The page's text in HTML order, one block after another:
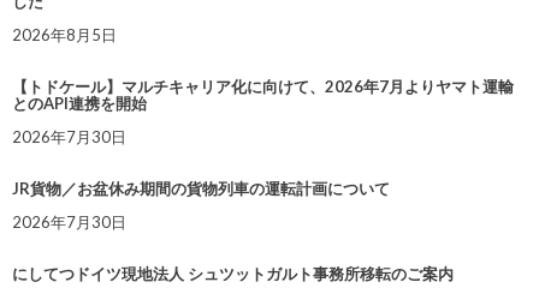
2026年8月5日
【トドケール】マルチキャリア化に向けて、2026年7月よりヤマト運輸
とのAPI連携を開始
2026年7月30日
JR貨物／お盆休み期間の貨物列車の運転計画について
2026年7月30日
にしてつドイツ現地法人 シュツットガルト事務所移転のご案内